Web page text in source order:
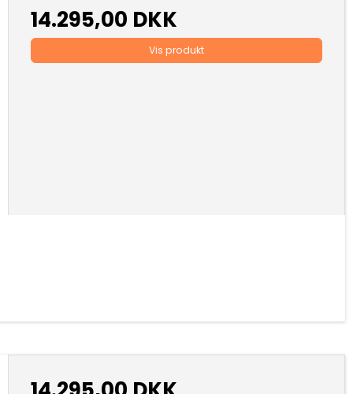
14.295,00 DKK
Vis produkt